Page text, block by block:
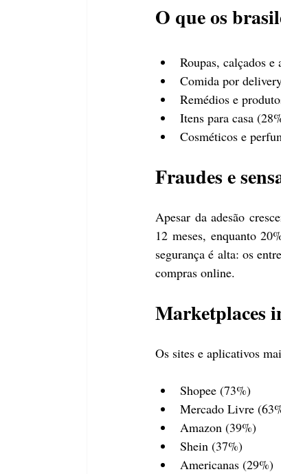
O que os
Roupas, calçados e
Comida por
Remédios e
Itens para casa
Cosméticos e
Fraudes e
Apesar da adesão
12 meses, enquanto
segurança é alta: os
compras online.
Marketplaces
Os sites e aplicativos
Shopee (73%)
Mercado Livre
Amazon (39%)
Shein (37%)
Americanas (29%)